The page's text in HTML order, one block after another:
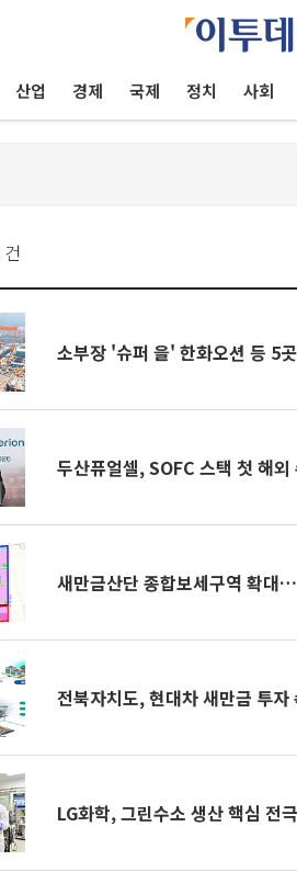
산업 경제 국제 정치 사회
건
소부장 '슈퍼 을' 한화오션 등 5
두산퓨얼셀, SOFC 스택 첫 해
새만금산단 종합보세구역 확대
전북자치도, 현대차 새만금 투
LG화학, 그린수소 생산 핵심 전